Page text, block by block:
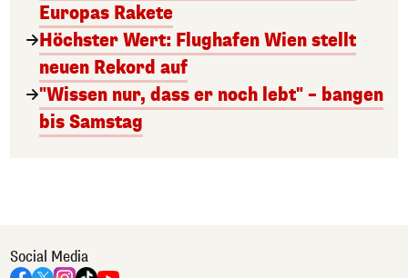
Europas Rakete
Höchster Wert: Flughafen Wien stellt
neuen Rekord auf
"Wissen nur, dass er noch lebt" – bangen
bis Samstag
Social Media